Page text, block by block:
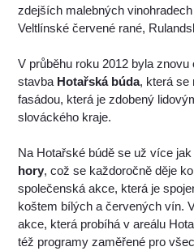
zdejších malebných
Veltlínské červené rané,
V průběhu roku 2012 byla
stavba Hotařská búda, která se
fasádou, která je zdobený
slováckého kraje.
Na Hotařské búdě se už více
hory, což se každoročně děje
společenská akce, která je
koštem bílých a červených vín.
akce, která probíhá v areálu
též programy zaměřené pro